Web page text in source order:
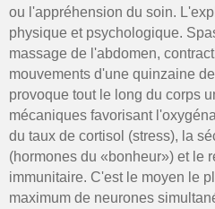
ou l'appréhension du soin.
physique et psychologique.
massage de l'abdomen,
mouvements d'une quinzaine
provoque tout le long du corps
mécaniques favorisant
du taux de cortisol (stress), la
(hormones du «bonheur») et le
immunitaire. C'est le moyen le
maximum de neurones